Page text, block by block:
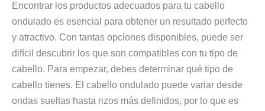
Encontrar los productos adecuados para tu cabello
ondulado es esencial para obtener un resultado perfecto
y atractivo. Con tantas opciones disponibles, puede ser
difícil descubrir los que son compatibles con tu tipo de
cabello. Para empezar, debes determinar qué tipo de
cabello tienes. El cabello ondulado puede variar desde
ondas sueltas hasta rizos más definidos, por lo que es